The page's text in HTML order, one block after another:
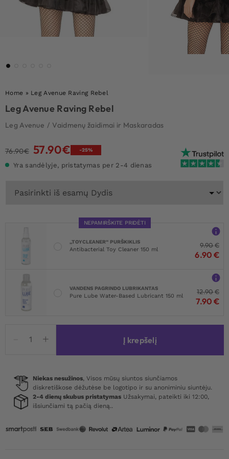
Home » Leg Avenue Raving Rebel
Leg Avenue Raving Rebel
Leg Avenue / Vaidmenų žaidimai ir Maskaradas
76.90€ Original
was:
57.90€Current
-25%
Yra sandėlyje, pristatymas per 2-4 dienas
NEPAMIRŠKITE PRIDĖTI
„TOYCLEANER“ PURŠKIKLIS
Antibacterial Toy Cleaner 150 ml
9.90€
6.90 €
VANDENS PAGRINDO LUBRIKANTAS
Pure Lube Water-Based Lubricant 150 ml
12.90€
7.90 €
kiekis:
Raving
Rebel
Į krepšelį
Niekas nesužinos, Visos mūsų siuntos siunčiamos
diskretiškose dėžutėse be logotipo ir su anoniminiu siuntėju.
2-4 dienų skubus pristatymas Užsakymai, pateikti iki 12:00,
išsiunčiami tą pačią dieną..